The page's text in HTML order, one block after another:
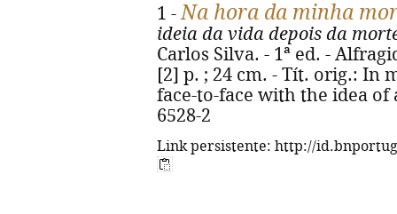
1 -Na hora da minha
ideia da vida depois da
Carlos Silva. - 1ª ed. -
[2] p. ; 24 cm. - Tít. orig.: In
face-to-face with the idea of
6528-2
Link persistente: http://